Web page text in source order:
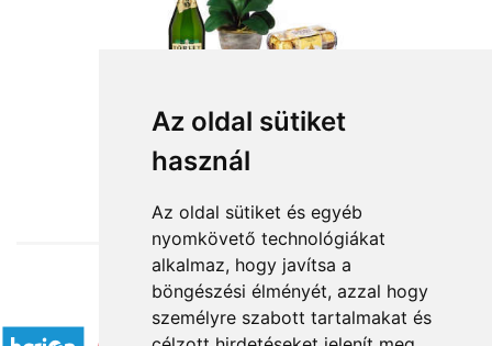
Az oldal sütiket
használ
Az oldal sütiket és egyéb
nyomkövető technológiákat
alkalmaz, hogy javítsa a
böngészési élményét, azzal hogy
személyre szabott tartalmakat és
from HUF27,800
Accepted payment methods